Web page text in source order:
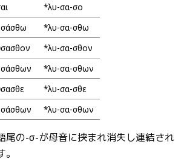
*λυ-σα-σο
*λυ-σα-σθω
*λυ-σα-σθον
*λυ-σα-σθων
*λυ-σα-σθε
*λυ-σα-σθων
尾の-σ-が母音に挟まれ消失し連結され